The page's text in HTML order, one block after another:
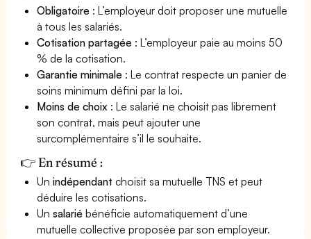
Obligatoire : L’employeur doit proposer une mutuelle
à tous les salariés.
Cotisation partagée : L’employeur paie au moins 50
% de la cotisation.
Garantie minimale : Le contrat respecte un panier de
soins minimum défini par la loi.
Moins de choix : Le salarié ne choisit pas librement
son contrat, mais peut ajouter une
surcomplémentaire s’il le souhaite.
👉 En résumé :
Unindépendant choisit sa mutuelle TNS et peut
déduire les cotisations.
Unsalarié bénéficie automatiquement d’une
mutuelle collective proposée par son employeur.